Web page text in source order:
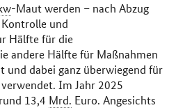
-Maut werden – nach Abzug
und
Hälfte für die
andere Hälfte für Maßnahmen
und dabei ganz überwiegend für
Im Jahr 2025
13,4 Mrd. Euro. Angesichts